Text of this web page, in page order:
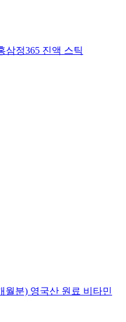
삼정365 진액 스틱
월분) 영국산 원료 비타민